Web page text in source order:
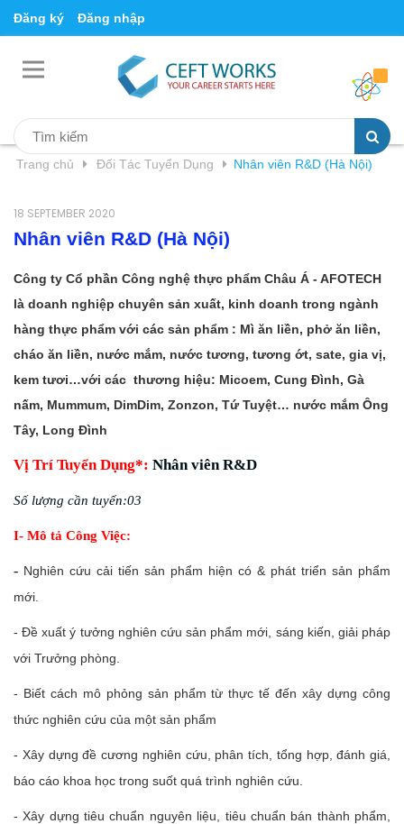
Đăng ký Đăng nhập
Trang chủ Đối Tác Tuyển Dụng Nhân viên R&D (Hà Nội)
18 SEPTEMBER 2020
Nhân viên R&D (Hà Nội)
Công ty Cổ phần Công nghệ thực phẩm Châu Á - AFOTECH
là doanh nghiệp chuyên sản xuất, kinh doanh trong ngành
hàng thực phẩm với các sản phẩm : Mì ăn liền, phở ăn liền,
cháo ăn liền, nước mắm, nước tương, tương ớt, sate, gia vị,
kem tươi…với các thương hiệu: Micoem, Cung Đình, Gà
nấm, Mummum, DimDim, Zonzon, Tứ Tuyệt… nước mắm Ông
Tây, Long Đình
Vị Trí Tuyển Dụng*: Nhân viên R&D
Số lượng cần tuyển:03
I- Mô tả Công Việc:
- Nghiên cứu cải tiến sản phẩm hiện có & phát triển sản phẩm
mới.
- Đề xuất ý tưởng nghiên cứu sản phẩm mới, sáng kiến, giải pháp
với Trưởng phòng.
- Biết cách mô phỏng sản phẩm từ thực tế đến xây dựng công
thức nghiên cứu của một sản phẩm
- Xây dựng đề cương nghiên cứu, phân tích, tổng hợp, đánh giá,
báo cáo khoa học trong suốt quá trình nghiên cứu.
- Xây dựng tiêu chuẩn nguyên liệu, tiêu chuẩn bán thành phẩm,